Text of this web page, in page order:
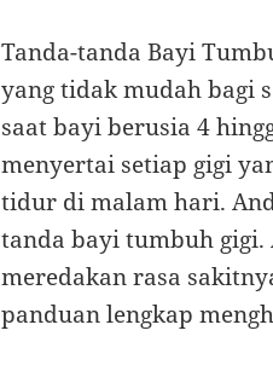
Tanda-tanda Bayi
yang tidak mudah bagi
saat bayi berusia 4
menyertai setiap gigi
tidur di malam hari.
tanda bayi tumbuh gigi.
meredakan rasa
panduan lengkap